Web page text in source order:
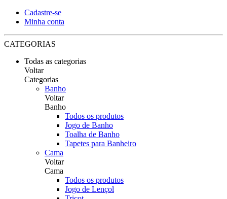
Cadastre-se
Minha conta
CATEGORIAS
Todas as categorias
Voltar
Categorias
Banho
Voltar
Banho
Todos os produtos
Jogo de Banho
Toalha de Banho
Tapetes para Banheiro
Cama
Voltar
Cama
Todos os produtos
Jogo de Lençol